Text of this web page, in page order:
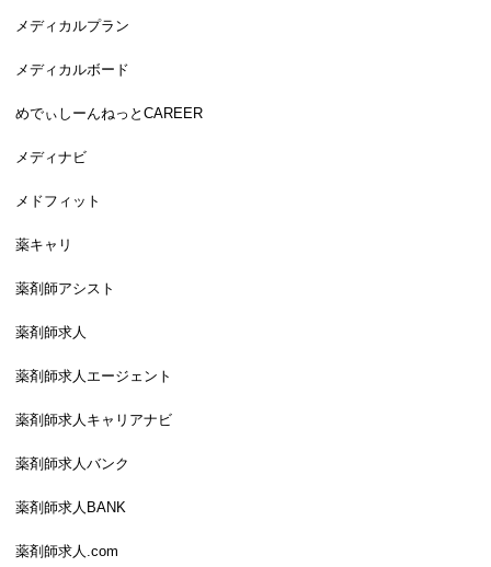
メディカルプラン
メディカルボード
めでぃしーんねっとCAREER
メディナビ
メドフィット
薬キャリ
薬剤師アシスト
薬剤師求人
薬剤師求人エージェント
薬剤師求人キャリアナビ
薬剤師求人バンク
薬剤師求人BANK
薬剤師求人.com